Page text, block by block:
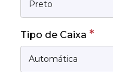
Tipo de Caixa *